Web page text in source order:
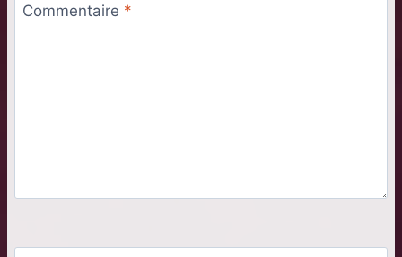
Commentaire *